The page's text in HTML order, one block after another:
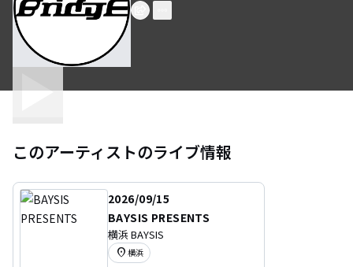
このアーティストのライブ情報
2026/09/15
BAYSIS PRESENTS
横浜 BAYSIS
location_on 横浜